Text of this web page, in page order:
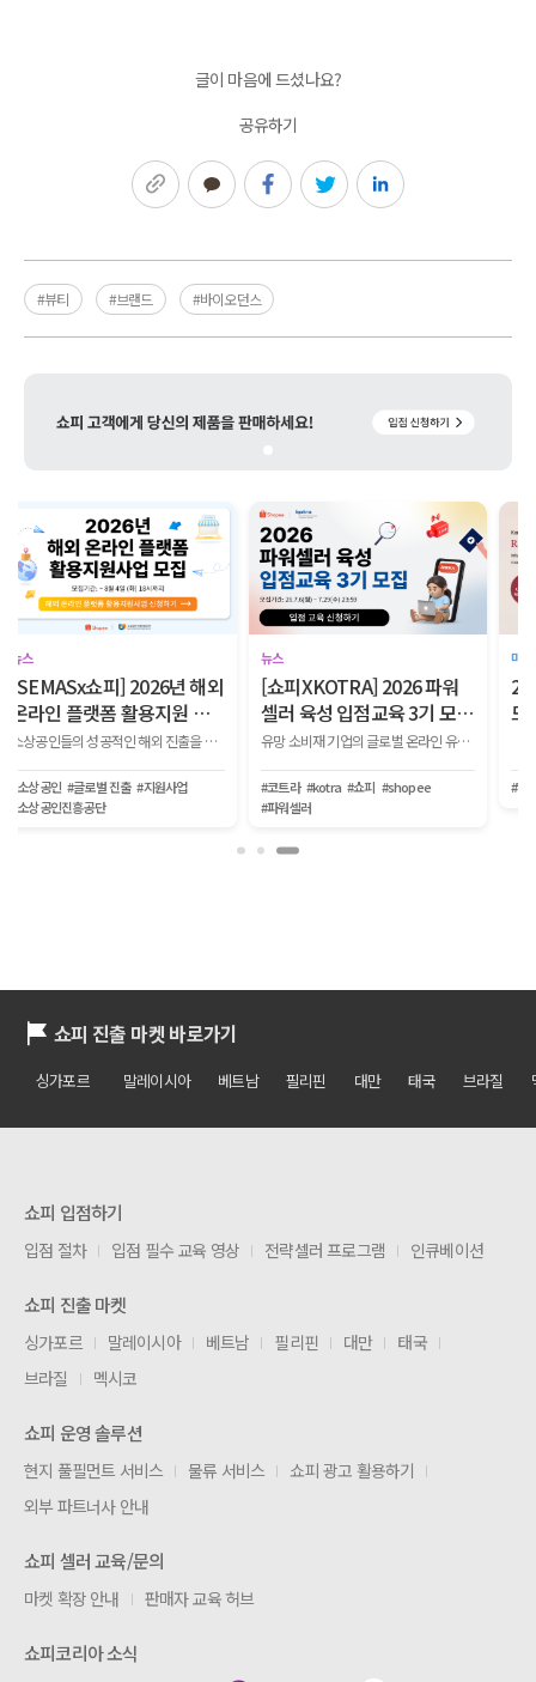
글이 마음에 드셨나요?
공유하기
링크복사카카오톡페이스북트위터링크드인
#뷰티 #브랜드 #바이오던스
2026년 7월 쇼피 K뷰티, K푸
드, KPOP 인기 급상승 브랜
드
#VT코스메틱 #달바 #아렌시아
쇼피 셀러라면 반드시 알아
야 할, 2026년 7월 글로벌 이
커머스 트렌드
#할랄 #브라질진출
#해외온라인플랫폼활용지원사업
쇼피 진출 마켓 바로가기
싱가포르 말레이시아 베트남 필리핀 대만 태국 브라질
쇼피 입점하기
입점 절차 입점 필수 교육 영상 전략셀러 프로그램 인큐베이션
쇼피 진출 마켓
싱가포르 말레이시아 베트남 필리핀 대만
태국
브라질
멕시코
쇼피 운영 솔루션
현지 풀필먼트 서비스 물류 서비스
쇼피 광고 활용하기
외부 파트너사 안내
쇼피 셀러 교육/문의
마켓 확장 안내 판매자 교육 허브
쇼피코리아 소식